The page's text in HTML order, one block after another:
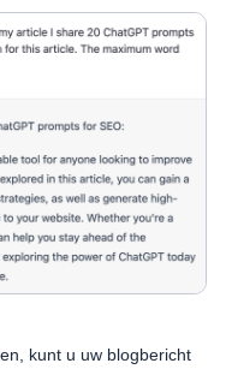
kunt u uw blogbericht